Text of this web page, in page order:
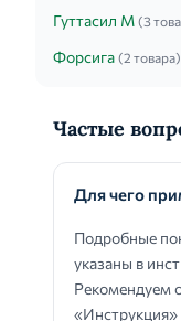
Гуттасил М (3
Форсига (2 товара)
Частые
Для чего
Подробные
указаны в
Рекомендуем